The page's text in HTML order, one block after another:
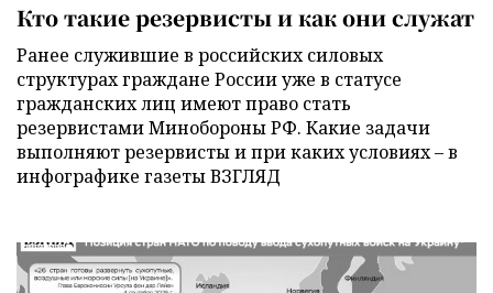
Кто такие резервисты и как они служат
Ранее служившие в российских силовых
структурах граждане России уже в статусе
гражданских лиц имеют право стать
резервистами Минобороны РФ. Какие задачи
выполняют резервисты и при каких условиях – в
инфографике газеты ВЗГЛЯД